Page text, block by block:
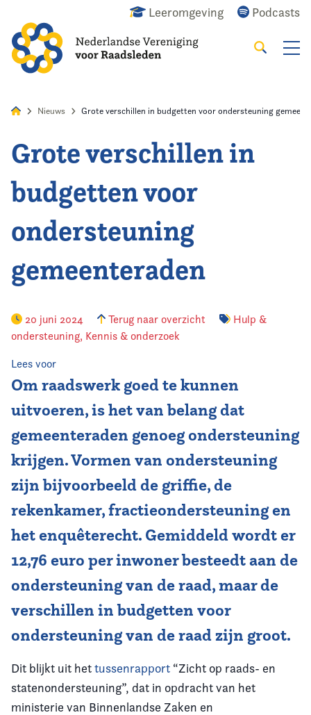
Leeromgeving Podcasts
Zoeken
Home
Agenda
Nieuws
Opleiding
Vereniging
Nieuws Grote verschillen in budgetten voor ondersteuning
Grote verschillen in
budgetten voor
ondersteuning
gemeenteraden
20 juni 2024 Terug naar overzicht
Hulp &
ondersteuning, Kennis & onderzoek
Lees voor
Om raadswerk goed te kunnen
uitvoeren, is het van belang dat
gemeenteraden genoeg ondersteuning
krijgen. Vormen van ondersteuning
zijn bijvoorbeeld de griffie, de
rekenkamer, fractieondersteuning en
het enquêterecht. Gemiddeld wordt er
12,76 euro per inwoner besteedt aan de
ondersteuning van de raad, maar de
verschillen in budgetten voor
ondersteuning van de raad zijn groot.
Dit blijkt uit hettussenrapport “Zicht op raads- en
statenondersteuning”, dat in opdracht van het
ministerie van Binnenlandse Zaken en